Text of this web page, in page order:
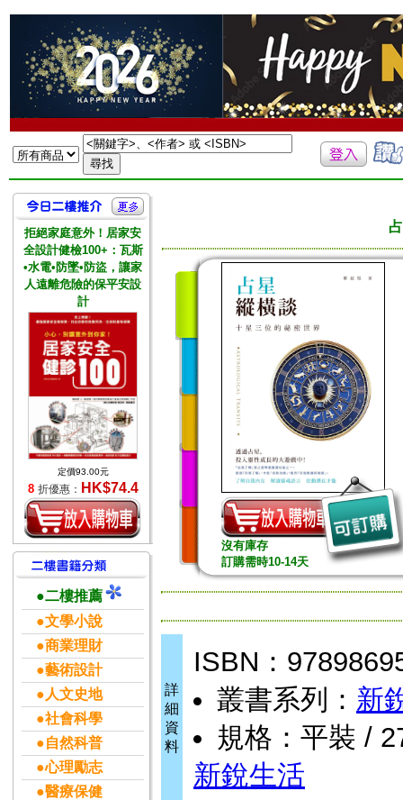
拒絕家庭意外！居家安
全設計健檢100+：瓦斯
•水電•防墜•防盜，讓家
人遠離危險的保平安設
計
定價93.00元
8 折優惠： HK$74.4
●二樓推薦
●文學小說
●商業理財
●藝術設計
●人文史地
●社會科學
●自然科普
●心理勵志
●醫療保健
沒有庫存
訂購需時10-14天
詳
細
資
料
ISBN：
叢書系列： 新
規格：平裝 /
新銳生活